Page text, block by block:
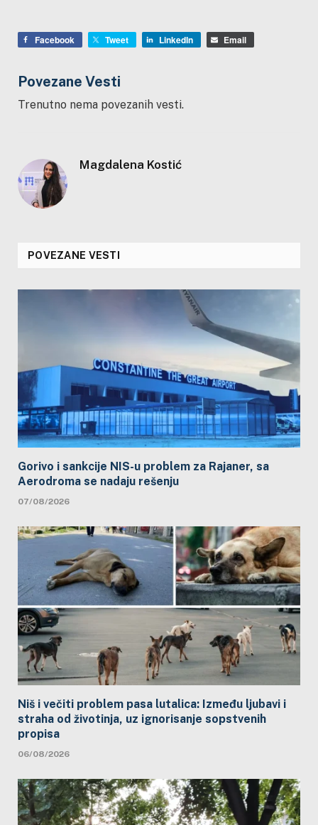
Facebook Tweet LinkedIn Email
Povezane Vesti
Trenutno nema povezanih vesti.
Magdalena Kostić
POVEZANE VESTI
Gorivo i sankcije NIS-u problem za Rajaner, sa
Aerodroma se nadaju rešenju
07/08/2026
Niš i večiti problem pasa lutalica: Između ljubavi i
straha od životinja, uz ignorisanje sopstvenih
propisa
06/08/2026